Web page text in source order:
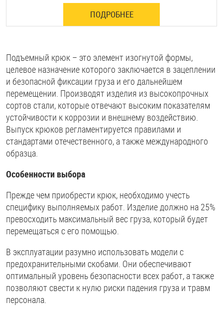
ПОДРОБНЕЕ
Подъемный крюк – это элемент изогнутой формы,
целевое назначение которого заключается в зацеплении
и безопасной фиксации груза и его дальнейшем
перемещении. Производят изделия из высокопрочных
сортов стали, которые отвечают высоким показателям
устойчивости к коррозии и внешнему воздействию.
Выпуск крюков регламентируется правилами и
стандартами отечественного, а также международного
образца.
Особенности выбора
Прежде чем приобрести крюк, необходимо учесть
специфику выполняемых работ. Изделие должно на 25%
превосходить максимальный вес груза, который будет
перемещаться с его помощью.
В эксплуатации разумно использовать модели с
предохранительными скобами. Они обеспечивают
оптимальный уровень безопасности всех работ, а также
позволяют свести к нулю риски падения груза и травм
персонала.